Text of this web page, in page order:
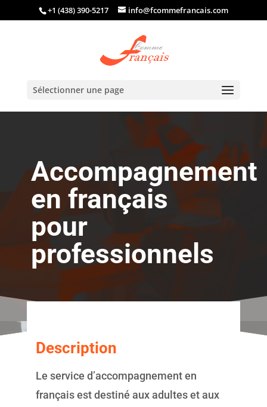
+1 (438) 390-5217 info@fcommefrancais.com
Sélectionner une page
Accompagnement
en français
pour
professionnels
Description
Le service d’accompagnement en
français est destiné aux adultes et aux